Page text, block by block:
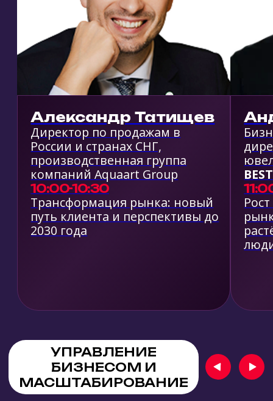
КУПИТЬ БИЛЕТ
СКАЧАТЬ ПРОГРАММУ
СТАТЬ ПАРТНЕРОМ
СТЕНД
Офлайн-коммуникация,
возможности презентации, новые
клиенты, сотни контактов и обмен